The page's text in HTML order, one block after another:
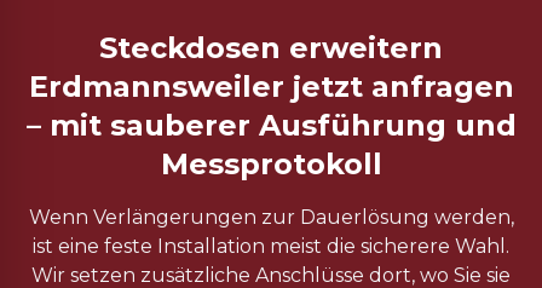
Steckdosen erweitern
Erdmannsweiler jetzt anfragen
– mit sauberer Ausführung und
Messprotokoll
Wenn Verlängerungen zur Dauerlösung werden,
ist eine feste Installation meist die sicherere Wahl.
Wir setzen zusätzliche Anschlüsse dort, wo Sie sie